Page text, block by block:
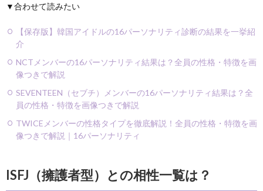
▼合わせて読みたい
【保存版】韓国アイドルの16パーソナリティ診断の結果を一挙紹
介
NCTメンバーの16パーソナリティ結果は？全員の性格・特徴を画
像つきで解説
SEVENTEEN（セブチ）メンバーの16パーソナリティ結果は？全
員の性格・特徴を画像つきで解説
TWICEメンバーの性格タイプを徹底解説！全員の性格・特徴を画
像つきで解説｜16パーソナリティ
ISFJ（擁護者型）との相性一覧は？